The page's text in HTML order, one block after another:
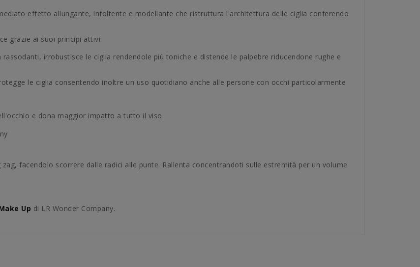
effetto allungante, infoltente e modellante che ristruttura l'architettura delle ciglia conferendo
grazie ai suoi principi attivi:
irrobustisce le ciglia rendendole più toniche e distende le palpebre riducendone rughe e
le ciglia consentendo inoltre un uso quotidiano anche alle persone con occhi particolarmente
e dona maggior impatto a tutto il viso.
facendolo scorrere dalle radici alle punte. Rallenta concentrandoti sulle estremità per un volume
Up di LR Wonder Company.